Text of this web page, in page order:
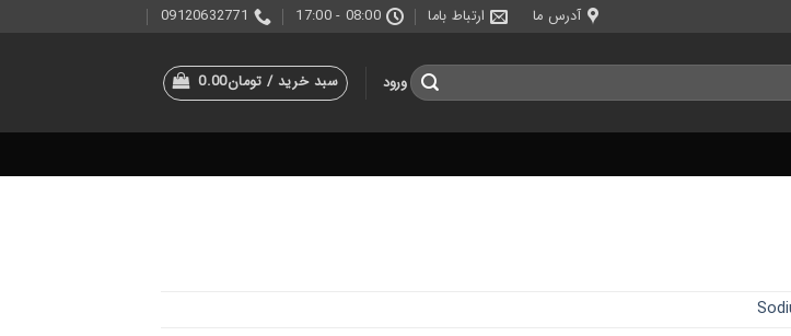
آدرس ما ارتباط باما 08:00 - 17:00
09120632771
ورود سبد خرید / تومان0.00